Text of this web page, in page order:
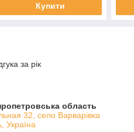
Купити
за рік
область
32, село Варварівка
Україна